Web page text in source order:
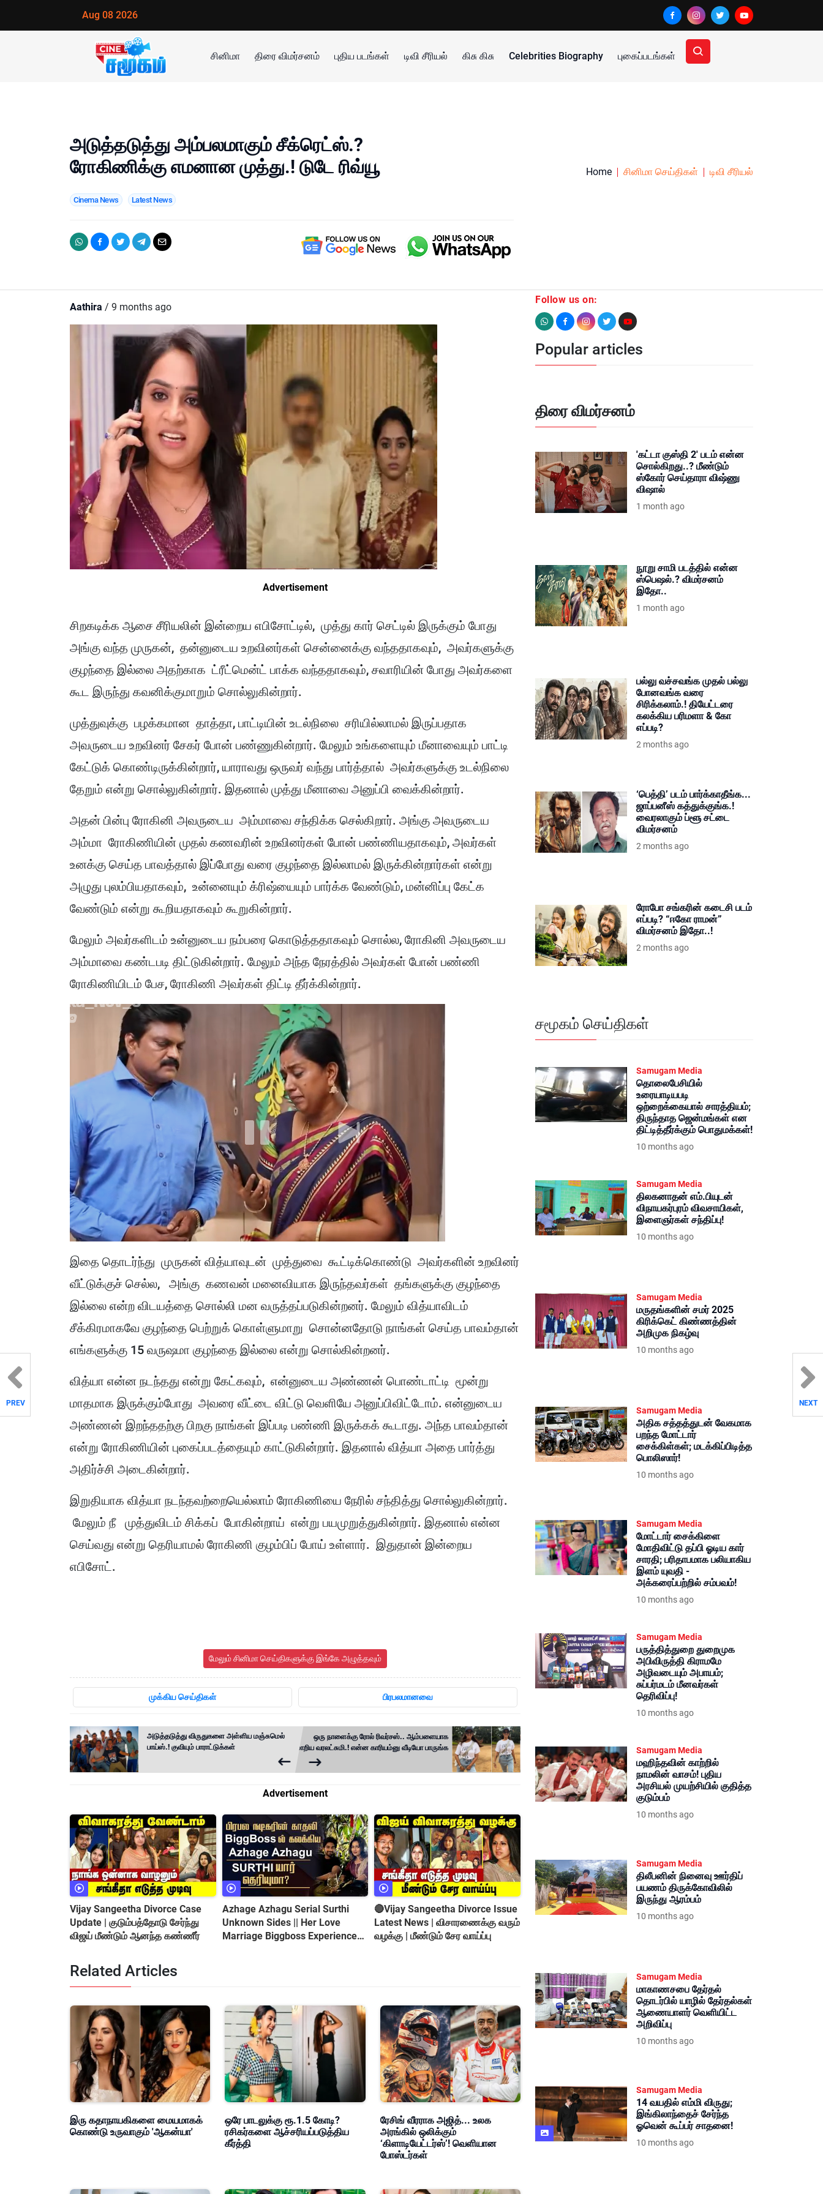
Aug 08 2026
சினிமா திரை விமர்சனம் புதிய படங்கள் டிவி சீரியல் கிசு கிசு Celebrities Biography புகைப்படங்கள்
அடுத்தடுத்து அம்பலமாகும் சீக்ரெட்ஸ்.?
ரோகிணிக்கு எமனான முத்து.! டுடே ரிவ்யூ
Cinema News Latest News
Home சினிமா செய்திகள் டிவி சீரியல்
Aathira / 9 months ago
Advertisement
சிறகடிக்க ஆசை சீரியலின் இன்றைய எபிசோட்டில், முத்து கார் செட்டில் இருக்கும் போது
அங்கு வந்த முருகன், தன்னுடைய உறவினர்கள் சென்னைக்கு வந்ததாகவும், அவர்களுக்கு
குழந்தை இல்லை அதற்காக ட்ரீட்மென்ட் பாக்க வந்ததாகவும், சவாரியின் போது அவர்களை
கூட இருந்து கவனிக்குமாறும் சொல்லுகின்றார்.
முத்துவுக்கு பழக்கமான தாத்தா, பாட்டியின் உடல்நிலை சரியில்லாமல் இருப்பதாக
அவருடைய உறவினர் சேகர் போன் பண்ணுகின்றார். மேலும் உங்களையும் மீனாவையும் பாட்டி
கேட்டுக் கொண்டிருக்கின்றார், யாராவது ஒருவர் வந்து பார்த்தால் அவர்களுக்கு உடல்நிலை
தேறும் என்று சொல்லுகின்றார். இதனால் முத்து மீனாவை அனுப்பி வைக்கின்றார்.
அதன் பின்பு ரோகினி அவருடைய அம்மாவை சந்திக்க செல்கிறார். அங்கு அவருடைய
அம்மா ரோகிணியின் முதல் கணவரின் உறவினர்கள் போன் பண்ணியதாகவும், அவர்கள்
உனக்கு செய்த பாவத்தால் இப்போது வரை குழந்தை இல்லாமல் இருக்கின்றார்கள் என்று
அழுது புலம்பியதாகவும், உன்னையும் க்ரிஷ்யையும் பார்க்க வேண்டும், மன்னிப்பு கேட்க
வேண்டும் என்று கூறியதாகவும் கூறுகின்றார்.
மேலும் அவர்களிடம் உன்னுடைய நம்பரை கொடுத்ததாகவும் சொல்ல, ரோகினி அவருடைய
அம்மாவை கண்டபடி திட்டுகின்றார். மேலும் அந்த நேரத்தில் அவர்கள் போன் பண்ணி
ரோகிணியிடம் பேச, ரோகிணி அவர்கள் திட்டி தீர்க்கின்றார்.
இதை தொடர்ந்து முருகன் வித்யாவுடன் முத்துவை கூட்டிக்கொண்டு அவர்களின் உறவினர்
வீட்டுக்குச் செல்ல, அங்கு கணவன் மனைவியாக இருந்தவர்கள் தங்களுக்கு குழந்தை
இல்லை என்ற விடயத்தை சொல்லி மன வருத்தப்படுகின்றனர். மேலும் வித்யாவிடம்
சீக்கிரமாகவே குழந்தை பெற்றுக் கொள்ளுமாறு சொன்னதோடு நாங்கள் செய்த பாவம்தான்
எங்களுக்கு 15 வருஷமா குழந்தை இல்லை என்று சொல்கின்றனர்.
வித்யா என்ன நடந்தது என்று கேட்கவும், என்னுடைய அண்ணன் பொண்டாட்டி மூன்று
மாதமாக இருக்கும்போது அவரை வீட்டை விட்டு வெளியே அனுப்பிவிட்டோம். என்னுடைய
அண்ணன் இறந்ததற்கு பிறகு நாங்கள் இப்படி பண்ணி இருக்கக் கூடாது. அந்த பாவம்தான்
என்று ரோகிணியின் புகைப்படத்தையும் காட்டுகின்றார். இதனால் வித்யா அதை பார்த்து
அதிர்ச்சி அடைகின்றார்.
இறுதியாக வித்யா நடந்தவற்றையெல்லாம் ரோகிணியை நேரில் சந்தித்து சொல்லுகின்றார்.
மேலும் நீ முத்துவிடம் சிக்கப் போகின்றாய் என்று பயமுறுத்துகின்றார். இதனால் என்ன
செய்வது என்று தெரியாமல் ரோகிணி குழம்பிப் போய் உள்ளார். இதுதான் இன்றைய
எபிசோட்.
மேலும் சினிமா செய்திகளுக்கு இங்கே அழுத்தவும்
முக்கிய செய்திகள் பிரபலமானவை
அடுத்தடுத்து விருதுகளை அள்ளிய மஞ்சுமெல்
பாய்ஸ்.! குவியும் பாராட்டுக்கள்
ஒரு நாளைக்கு ரோல் ரிவர்சஸ்.. ஆம்பளையாக
மாறிய வரலட்சுமி.! என்ன காரியம்னு வீடியோ பாருங்க
PREV NEXT
Advertisement
Vijay Sangeetha Divorce Case
Update | குடும்பத்தோடு சேர்ந்து
விஜய் மீண்டும் ஆனந்த கண்ணீர்
Azhage Azhagu Serial Surthi
Unknown Sides || Her Love
Marriage Biggboss Experience
🔴Vijay Sangeetha Divorce Issue
Latest News | விசாரணைக்கு வரும்
வழக்கு | மீண்டும் சேர வாய்ப்பு
Related Articles
இரு கதாநாயகிகளை மையமாகக்
கொண்டு உருவாகும் 'ஆகன்யா'
ஒரே பாடலுக்கு ரூ.1.5 கோடி?
ரசிகர்களை ஆச்சரியப்படுத்திய
கீர்த்தி
ரேசிங் வீரராக அஜித்... உலக
அரங்கில் ஒலிக்கும்
‘கிளாடியேட்டர்ஸ்’! வெளியான
போஸ்டர்கள்
Follow us on:
Popular articles
திரை விமர்சனம்
'கட்டா குஸ்தி 2' படம் என்ன
சொல்கிறது..? மீண்டும்
ஸ்கோர் செய்தாரா விஷ்ணு
விஷால்
1 month ago
நூறு சாமி படத்தில் என்ன
ஸ்பெஷல்.? விமர்சனம்
இதோ..
1 month ago
பல்லு வச்சவங்க முதல் பல்லு
போனவங்க வரை
சிரிக்கலாம்.! தியேட்டரை
கலக்கிய பரிமளா & கோ
எப்படி?
2 months ago
‘பெத்தி’ படம் பார்க்காதீங்க...
ஜாப்பனீஸ் கத்துக்குங்க.!
வைரலாகும் ப்ளூ சட்டை
விமர்சனம்
2 months ago
ரோபோ சங்கரின் கடைசி படம்
எப்படி? “ஈகோ ராமன்”
விமர்சனம் இதோ..!
2 months ago
சமூகம் செய்திகள்
Samugam Media
தொலைபேசியில்
உரையாடியபடி
ஒற்றைக்கையால் சாரத்தியம்;
திருந்தாத ஜென்மங்கள் என
திட்டித்தீர்க்கும் பொதுமக்கள்!
10 months ago
Samugam Media
திலகனாதன் எம்.பியுடன்
விநாயகர்புரம் விவசாயிகள்,
இளைஞர்கள் சந்திப்பு!
10 months ago
Samugam Media
மருதங்களின் சமர் 2025
கிரிக்கெட் கிண்ணத்தின்
அறிமுக நிகழ்வு
10 months ago
Samugam Media
அதிக சத்தத்துடன் வேகமாக
பறந்த மோட்டார்
சைக்கிள்கள்; மடக்கிப்பிடித்த
பொலிஸார்!
10 months ago
Samugam Media
மோட்டார் சைக்கிளை
மோதிவிட்டு தப்பி ஓடிய கார்
சாரதி; பரிதாபமாக பலியாகிய
இளம் யுவதி -
அக்கரைப்பற்றில் சம்பவம்!
10 months ago
Samugam Media
பருத்தித்துறை துறைமுக
அபிவிருத்தி கிராமமே
அழிவடையும் அபாயம்;
சுப்பர்மடம் மீனவர்கள்
தெரிவிப்பு!
10 months ago
Samugam Media
மஹிந்தவின் காற்றில்
நாமலின் வாசம்! புதிய
அரசியல் முயற்சியில் குதித்த
குடும்பம்
10 months ago
Samugam Media
திலீபனின் நினைவு ஊர்திப்
பயணம் திருக்கோவிலில்
இருந்து ஆரம்பம்
10 months ago
Samugam Media
மாகாணசபை தேர்தல்
தொடர்பில் யாழில் தேர்தல்கள்
ஆணையாளர் வெளியிட்ட
அறிவிப்பு
10 months ago
Samugam Media
14 வயதில் எம்மி விருது;
இங்கிலாந்தைச் சேர்ந்த
ஓவென் கூப்பர் சாதனை!
10 months ago